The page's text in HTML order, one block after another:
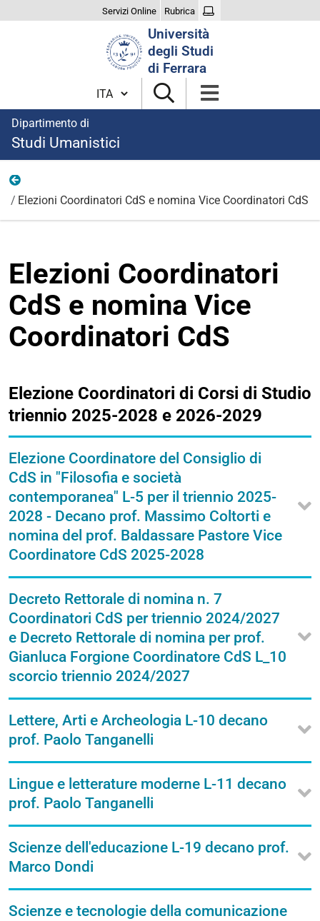
Servizi Online Rubrica
Università
degli Studi
di Ferrara
Cambia lingua
Dipartimento di
Studi Umanistici
Elezioni Coordinatori CdS e nomina Vice Coordinatori CdS
Elezioni Coordinatori
CdS e nomina Vice
Coordinatori CdS
Elezione Coordinatori di Corsi di Studio
triennio 2025-2028 e 2026-2029
Elezione Coordinatore del Consiglio di
CdS in "Filosofia e società
contemporanea" L-5 per il triennio 2025-
2028 - Decano prof. Massimo Coltorti e
nomina del prof. Baldassare Pastore Vice
Coordinatore CdS 2025-2028
Decreto Rettorale di nomina n. 7
Coordinatori CdS per triennio 2024/2027
e Decreto Rettorale di nomina per prof.
Gianluca Forgione Coordinatore CdS L_10
scorcio triennio 2024/2027
Lettere, Arti e Archeologia L-10 decano
prof. Paolo Tanganelli
Lingue e letterature moderne L-11 decano
prof. Paolo Tanganelli
Scienze dell'educazione L-19 decano prof.
Marco Dondi
Scienze e tecnologie della comunicazione